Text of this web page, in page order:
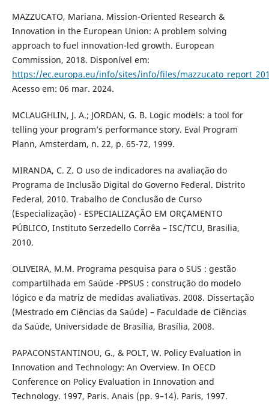
MAZZUCATO, Mariana. Mission-Oriented Research &
Innovation in the European Union: A problem solving
approach to fuel innovation-led growth. European
Commission, 2018. Disponível em:
https://ec.europa.eu/info/sites/info/files/
Acesso em: 06 mar. 2024.
MCLAUGHLIN, J. A.; JORDAN, G. B. Logic models: a tool for
telling your program’s performance story. Eval Program
Plann, Amsterdam, n. 22, p. 65-72, 1999.
MIRANDA, C. Z. O uso de indicadores na avaliação do
Programa de Inclusão Digital do Governo Federal. Distrito
Federal, 2010. Trabalho de Conclusão de Curso
(Especialização) - ESPECIALIZAÇÃO EM ORÇAMENTO
PÚBLICO, Instituto Serzedello Corrêa – ISC/TCU, Brasilia,
2010.
OLIVEIRA, M.M. Programa pesquisa para o SUS : gestão
compartilhada em Saúde -PPSUS : construção do modelo
lógico e da matriz de medidas avaliativas. 2008. Dissertação
(Mestrado em Ciências da Saúde) – Faculdade de Ciências
da Saúde, Universidade de Brasília, Brasília, 2008.
PAPACONSTANTINOU, G., & POLT, W. Policy Evaluation in
Innovation and Technology: An Overview. In OECD
Conference on Policy Evaluation in Innovation and
Technology. 1997, Paris. Anais (pp. 9–14). Paris, 1997.